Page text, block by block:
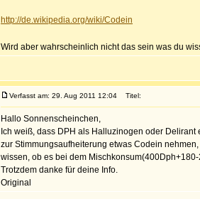
http://de.wikipedia.org/wiki/Codein
Wird aber wahrscheinlich nicht das sein was du
Verfasst am: 29. Aug 2011 12:04 Titel:
Hallo Sonnenscheinchen,
Ich weiß, dass DPH als Halluzinogen oder
zur Stimmungsaufheiterung etwas Codein
wissen, ob es bei dem
Trotzdem danke für deine Info.
Original